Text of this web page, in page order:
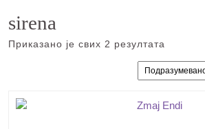
sirena
Приказано је свих 2 резултата